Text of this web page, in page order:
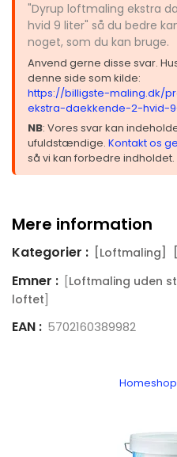
"Dyrup loftmaling ekstra
hvid 9 liter" så du bedre
noget, som du kan bruge.
Anvend gerne disse svar.
denne side som kilde:
https://billigste-maling.dk/
ekstra-daekkende-2-hvid-
NB: Vores svar kan
ufuldstændige. Kontakt os
så vi kan forbedre indholdet.
Mere information
Kategorier : [Loftmaling]
Emner : [Loftmaling uden
loftet]
EAN : 5702160389982